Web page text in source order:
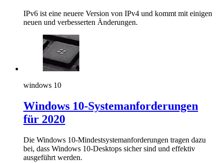
IPv6 ist eine neuere Version von IPv4 und kommt mit einigen
neuen und verbesserten Änderungen.
windows 10
Windows 10-Systemanforderungen
für 2020
Die Windows 10-Mindestsystemanforderungen tragen dazu
bei, dass Windows 10-Desktops sicher sind und effektiv
ausgeführt werden.